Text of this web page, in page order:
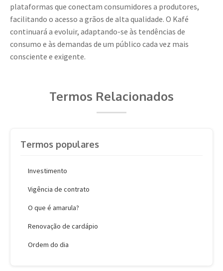
plataformas que conectam consumidores a produtores,
facilitando o acesso a grãos de alta qualidade. O Kafé
continuará a evoluir, adaptando-se às tendências de
consumo e às demandas de um público cada vez mais
consciente e exigente.
Termos Relacionados
Termos populares
Investimento
Vigência de contrato
O que é amarula?
Renovação de cardápio
Ordem do dia